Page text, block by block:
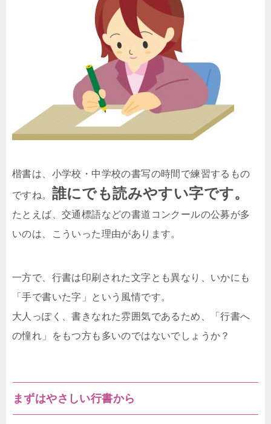
楷書は、小学校・中学校の書写の時間で練習するもの
ですね。 誰にでも読みやすい字です。
たとえば、交通標語などの書道コンクールの公募が多
いのは、こういった理由があります。
一方で、行書は印刷された文字とも異なり、いかにも
「手で書いた字」という風情です。
大人っぽく、書きなれた雰囲気であるため、「行書へ
の憧れ」をもつ方も多いのではないでしょうか？
まずはやさしい行書から